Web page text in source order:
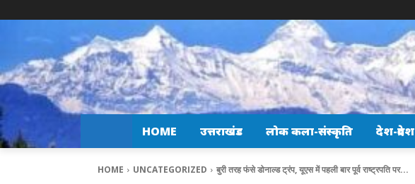
HOME उत्तराखंड लोक कला-संस्कृति देश-प्रदेश
HOME UNCATEGORIZED बुरी तरह फंसे डोनाल्ड ट्रंप, यूएस में पहली बार पूर्व राष्ट्रपति पर...